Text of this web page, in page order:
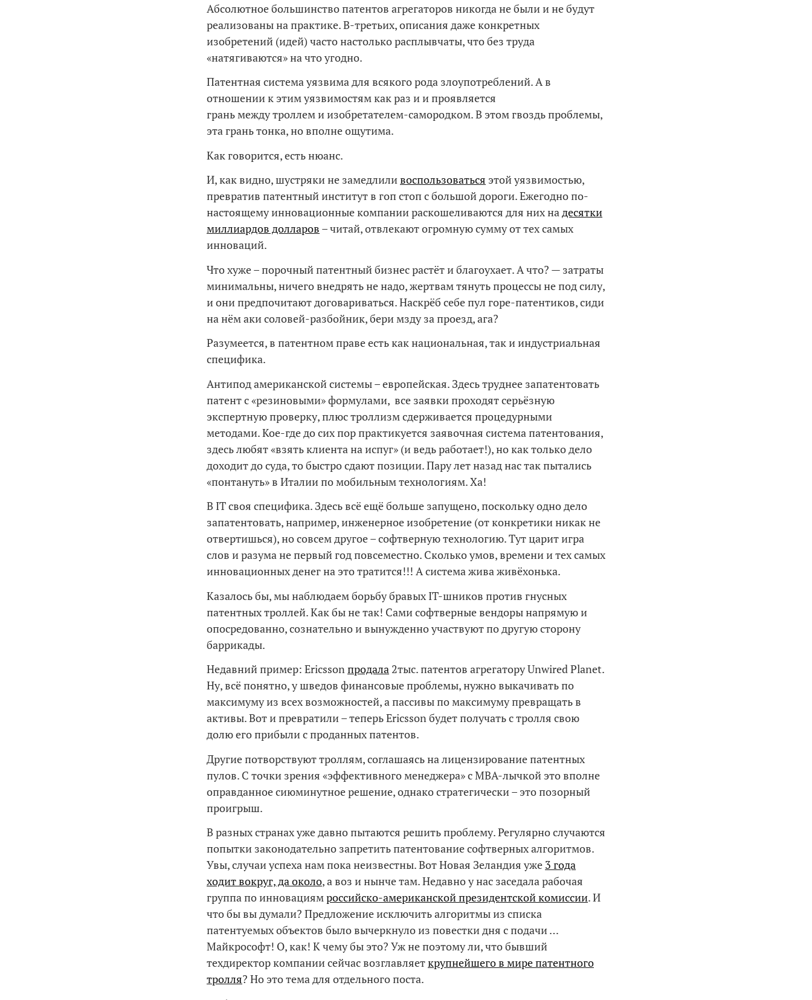
Абсолютное большинство патентов агрегаторов никогда не были и не будут
реализованы на практике. В-третьих, описания даже конкретных
изобретений (идей) часто настолько расплывчаты, что без труда
«натягиваются» на что угодно.
Патентная система уязвима для всякого рода злоупотреблений. А в
отношении к этим уязвимостям как раз и и проявляется
грань между троллем и изобретателем-самородком. В этом гвоздь проблемы,
эта грань тонка, но вполне ощутима.
Как говорится, есть нюанс.
И, как видно, шустряки не замедлиливоспользоваться этой уязвимостью,
превратив патентный институт в гоп стоп с большой дороги. Ежегодно по-
настоящему инновационные компании раскошеливаются для них надесятки
миллиардов долларов – читай, отвлекают огромную сумму от тех самых
инноваций.
Что хуже – порочный патентный бизнес растёт и благоухает. А что? — затраты
минимальны, ничего внедрять не надо, жертвам тянуть процессы не под силу,
и они предпочитают договариваться. Наскрёб себе пул горе-патентиков, сиди
на нём аки соловей-разбойник, бери мзду за проезд, ага?
Разумеется, в патентном праве есть как национальная, так и индустриальная
специфика.
Антипод американской системы – европейская. Здесь труднее запатентовать
патент с «резиновыми» формулами, все заявки проходят серьёзную
экспертную проверку, плюс троллизм сдерживается процедурными
методами. Кое-где до сих пор практикуется заявочная система патентования,
здесь любят «взять клиента на испуг» (и ведь работает!), но как только дело
доходит до суда, то быстро сдают позиции. Пару лет назад нас так пытались
«понтануть» в Италии по мобильным технологиям. Ха!
В IT своя специфика. Здесь всё ещё больше запущено, поскольку одно дело
запатентовать, например, инженерное изобретение (от конкретики никак не
отвертишься), но совсем другое – софтверную технологию. Тут царит игра
слов и разума не первый год повсеместно. Сколько умов, времени и тех самых
инновационных денег на это тратится!!! А система жива живёхонька.
Казалось бы, мы наблюдаем борьбу бравых IT-шников против гнусных
патентных троллей. Как бы не так! Сами софтверные вендоры напрямую и
опосредованно, сознательно и вынужденно участвуют по другую сторону
баррикады.
Недавний пример: Ericssonпродала 2тыс. патентов агрегатору Unwired Planet.
Ну, всё понятно, у шведов финансовые проблемы, нужно выкачивать по
максимуму из всех возможностей, а пассивы по максимуму превращать в
активы. Вот и превратили – теперь Ericsson будет получать с тролля свою
долю его прибыли с проданных патентов.
Другие потворствуют троллям, соглашаясь на лицензирование патентных
пулов. С точки зрения «эффективного менеджера» с MBA-лычкой это вполне
оправданное сиюминутное решение, однако стратегически – это позорный
проигрыш.
В разных странах уже давно пытаются решить проблему. Регулярно случаются
попытки законодательно запретить патентование софтверных алгоритмов.
Увы, случаи успеха нам пока неизвестны. Вот Новая Зеландия уже 3 года
ходит вокруг, да около, а воз и нынче там. Недавно у нас заседала рабочая
группа по инновациямроссийско-американской президентской комиссии. И
что бы вы думали? Предложение исключить алгоритмы из списка
патентуемых объектов было вычеркнуло из повестки дня с подачи …
Майкрософт! О, как! К чему бы это? Уж не поэтому ли, что бывший
техдиректор компании сейчас возглавляеткрупнейшего в мире патентного
тролля? Но это тема для отдельного поста.